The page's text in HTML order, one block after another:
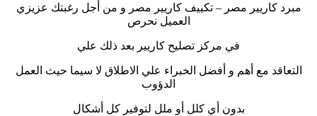
مبرد كاريير مصر – تكييف كاريير مصر و من أجل رغبتك عزيزي
العميل نحرص
في مركز تصليح كاريير بعد ذلك علي
التعاقد مع أهم و أفضل الخبراء علي الاطلاق لا سيما حيث العمل
الدؤوب
بدون أي كلل أو ملل لتوفير كل أشكال